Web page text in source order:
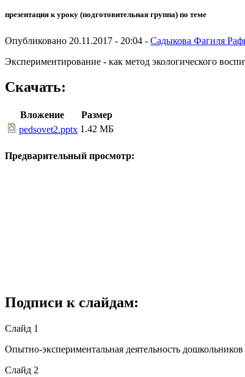
презентация к уроку (подготовительная группа) по теме
Опубликовано 20.11.2017 - 20:04 - Садыкова Фагиля
Экспериментирование - как метод экологического
Скачать:
Вложение
Размер
pedsovet2.pptx 1.42 МБ
Предварительный просмотр:
Подписи к слайдам:
Слайд 1
Опытно-экспериментальная деятельность
Слайд 2